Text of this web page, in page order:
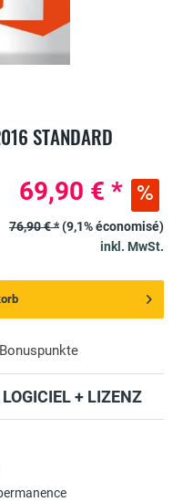
STANDARD
Bonuspunkte
+ LIZENZ
69,90 € *
76,90 € *(9,1% économisé)
inkl. MwSt.